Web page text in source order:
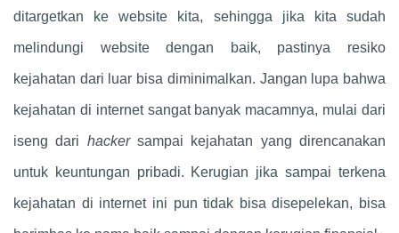
ditargetkan ke website kita, sehingga jika kita sudah
melindungi website dengan baik, pastinya resiko
kejahatan dari luar bisa diminimalkan. Jangan lupa bahwa
kejahatan di internet sangat banyak macamnya, mulai dari
iseng dari hackersampai kejahatan yang direncanakan
untuk keuntungan pribadi. Kerugian jika sampai terkena
kejahatan di internet ini pun tidak bisa disepelekan, bisa